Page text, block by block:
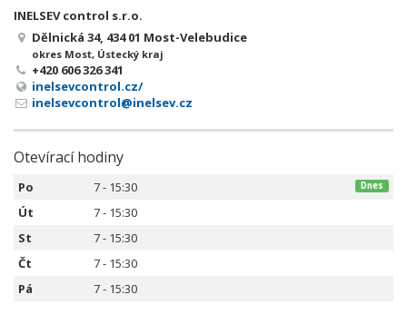
INELSEV control s.r.o.
Dělnická 34, 434 01 Most-Velebudice
okres Most, Ústecký kraj
+420 606 326 341
inelsevcontrol.cz/
inelsevcontrol@inelsev.cz
Otevírací hodiny
Po 7 - 15:30 Dnes
Út
7 - 15:30
St
7 - 15:30
Čt
7 - 15:30
Pá
7 - 15:30